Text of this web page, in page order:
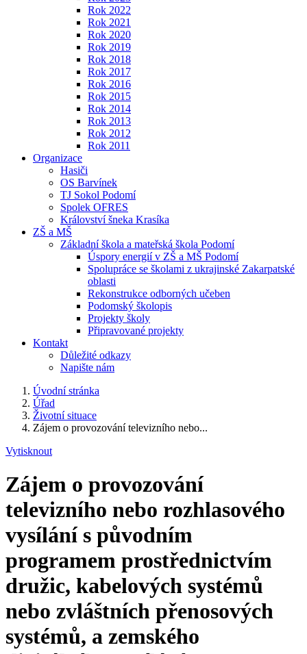
Rok 2022
Rok 2021
Rok 2020
Rok 2019
Rok 2018
Rok 2017
Rok 2016
Rok 2015
Rok 2014
Rok 2013
Rok 2012
Rok 2011
Organizace
Hasiči
OS Barvínek
TJ Sokol Podomí
Spolek OFRES
Království šneka Krasíka
ZŠ a MŠ
Základní škola a mateřská škola Podomí
Úspory energií v ZŠ a MŠ Podomí
Spolupráce se školami z ukrajinské Zakarpatské
oblasti
Rekonstrukce odborných učeben
Podomský školopis
Projekty školy
Připravované projekty
Kontakt
Důležité odkazy
Napište nám
Úvodní stránka
Úřad
Životní situace
Zájem o provozování televizního nebo...
Vytisknout
Zájem o provozování
televizního nebo rozhlasového
vysílání s původním
programem prostřednictvím
družic, kabelových systémů
nebo zvláštních přenosových
systémů, a zemského